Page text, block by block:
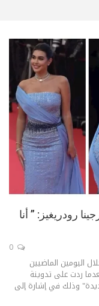
رودريغيز: ” أنا
اليومين الماضيين
ردت على تدوينة
وذلك في إشارة إلى